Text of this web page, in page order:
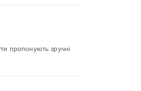
пропонують зручні